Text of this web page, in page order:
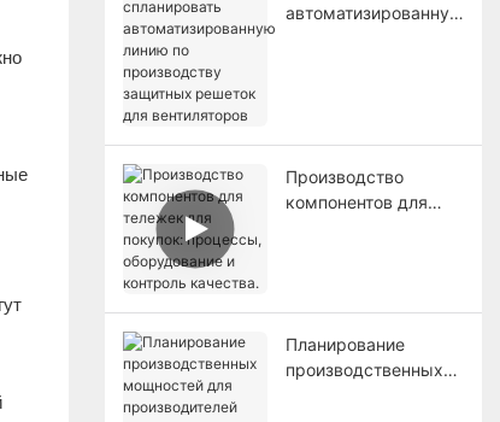
автоматизированную
Производство
компонентов для
Планирование
производственных